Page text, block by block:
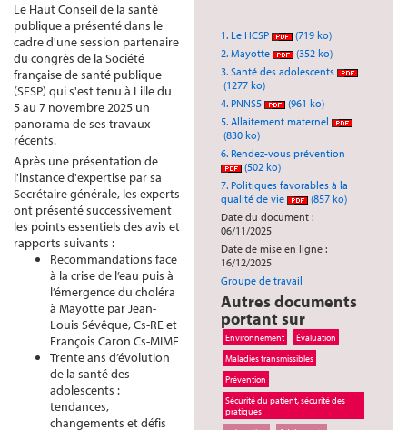
1. Le HCSP
(719 ko)
2. Mayotte
(352 ko)
3. Santé des adolescents
(1277 ko)
4. PNNS5
(961 ko)
5. Allaitement maternel
(830 ko)
6. Rendez-vous prévention
(502 ko)
7. Politiques favorables à la
qualité de vie
(857 ko)
Date du document :
06/11/2025
Date de mise en ligne :
16/12/2025
Groupe de travail
Autres documents
portant sur
Environnement
Évaluation
Maladies transmissibles
Prévention
Sécurité du patient, sécurité des
pratiques
Le Haut Conseil de la santé
publique a présenté dans le
cadre d'une session partenaire
du congrès de la Société
française de santé publique
(SFSP) qui s'est tenu à Lille du
5 au 7 novembre 2025 un
panorama de ses travaux
récents.
Après une présentation de
l'instance d'expertise par sa
Secrétaire générale, les experts
ont présenté successivement
les points essentiels des avis et
rapports suivants :
Recommandations face
à la crise de l’eau puis à
l’émergence du choléra
à Mayotte par Jean-
Louis Sévêque, Cs-RE et
François Caron Cs-MIME
Trente ans d’évolution
de la santé des
adolescents :
tendances,
changements et défis